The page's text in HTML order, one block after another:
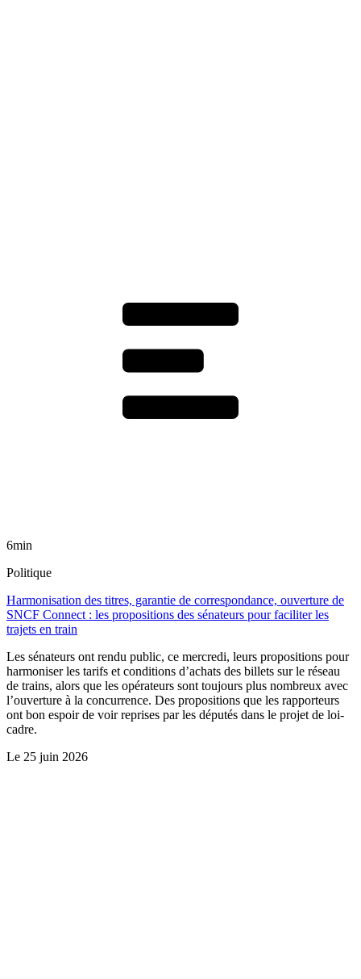
6min
Politique
Harmonisation des titres, garantie de correspondance, ouverture de
SNCF Connect : les propositions des sénateurs pour faciliter les
trajets en train
Les sénateurs ont rendu public, ce mercredi, leurs propositions pour
harmoniser les tarifs et conditions d’achats des billets sur le réseau
de trains, alors que les opérateurs sont toujours plus nombreux avec
l’ouverture à la concurrence. Des propositions que les rapporteurs
ont bon espoir de voir reprises par les députés dans le projet de loi-
cadre.
Le 25 juin 2026